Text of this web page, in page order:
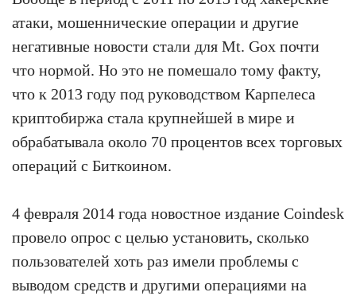
атаки, мошеннические операции и другие
негативные новости стали для Mt. Gox почти
что нормой. Но это не помешало тому факту,
что к 2013 году под руководством Карпелеса
криптобиржа стала крупнейшей в мире и
обрабатывала около 70 процентов всех торговых
операций с Биткоином.
4 февраля 2014 года новостное издание Coindesk
провело опрос с целью установить, сколько
пользователей хоть раз имели проблемы с
выводом средств и другими операциями на